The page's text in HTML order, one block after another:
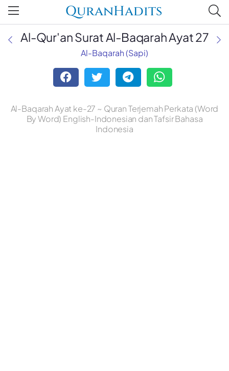
QuranHadits
Al-Qur'an Surat Al-Baqarah Ayat 27
Al-Baqarah (Sapi)
Al-Baqarah Ayat ke-27 ~ Quran Terjemah Perkata (Word
By Word) English-Indonesian dan Tafsir Bahasa
Indonesia